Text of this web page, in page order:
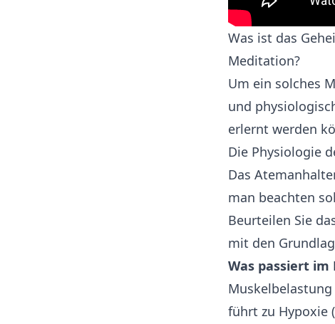
Was ist das
Meditation?
Um ein solches
und
erlernt werden
Die Physiologie
Das
man beachten
Beurteilen Sie
mit den
Was passiert im
führt zu Hypoxie